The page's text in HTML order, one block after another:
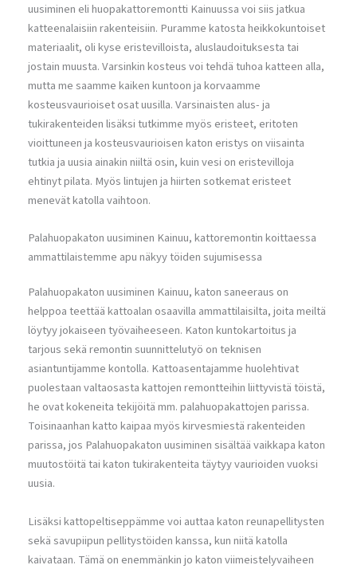
uusiminen eli huopakattoremontti Kainuussa voi siis jatkua
katteenalaisiin rakenteisiin. Puramme katosta heikkokuntoiset
materiaalit, oli kyse eristevilloista, aluslaudoituksesta tai
jostain muusta. Varsinkin kosteus voi tehdä tuhoa katteen alla,
mutta me saamme kaiken kuntoon ja korvaamme
kosteusvaurioiset osat uusilla. Varsinaisten alus- ja
tukirakenteiden lisäksi tutkimme myös eristeet, eritoten
vioittuneen ja kosteusvaurioisen katon eristys on viisainta
tutkia ja uusia ainakin niiltä osin, kuin vesi on eristevilloja
ehtinyt pilata. Myös lintujen ja hiirten sotkemat eristeet
menevät katolla vaihtoon.
Palahuopakaton uusiminen Kainuu, kattoremontin koittaessa
ammattilaistemme apu näkyy töiden sujumisessa
Palahuopakaton uusiminen Kainuu, katon saneeraus on
helppoa teettää kattoalan osaavilla ammattilaisilta, joita meiltä
löytyy jokaiseen työvaiheeseen. Katon kuntokartoitus ja
tarjous sekä remontin suunnittelutyö on teknisen
asiantuntijamme kontolla. Kattoasentajamme huolehtivat
puolestaan valtaosasta kattojen remontteihin liittyvistä töistä,
he ovat kokeneita tekijöitä mm. palahuopakattojen parissa.
Toisinaanhan katto kaipaa myös kirvesmiestä rakenteiden
parissa, jos Palahuopakaton uusiminen sisältää vaikkapa katon
muutostöitä tai katon tukirakenteita täytyy vaurioiden vuoksi
uusia.
Lisäksi kattopeltiseppämme voi auttaa katon reunapellitysten
sekä savupiipun pellitystöiden kanssa, kun niitä katolla
kaivataan. Tämä on enemmänkin jo katon viimeistelyvaiheen